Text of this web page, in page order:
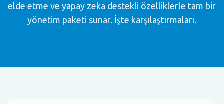
elde etme ve yapay zeka destekli özelliklerle tam bir
yönetim paketi sunar. İşte karşılaştırmaları.